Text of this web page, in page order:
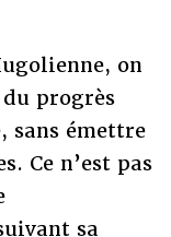
on
progrès
sans émettre
Ce n’est pas
sa